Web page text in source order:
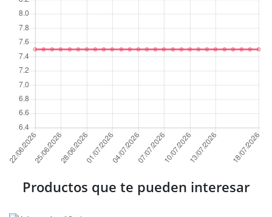
Productos que te pueden interesar